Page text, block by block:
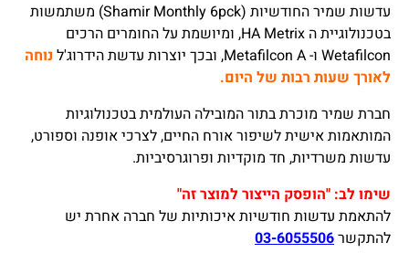
עדשות שמיר החודשיות (Shamir Monthly 6pck) משתמשות
בטכנולוגיית ה HA Metrix, ומיושמת על החומרים הרכים
Wetafilcon ו- Metafilcon A, ובכך יוצרות עדשת הידרוג'ל
נוחה
לאורך שעות רבות של היום.
חברת שמיר מוכרת בתור המובילה העולמית בטכנולוגיות
המותאמות אישית לשיפור אורח החיים, לצרכי אופנה וספורט,
עדשות משרדיות, חד מוקדיות ופרוגרסיביות.
שימו לב: "הופסק הייצור למוצר זה"
להתאמת עדשות חודשיות איכותיות של חברה אחרת יש
להתקשר03-6055506